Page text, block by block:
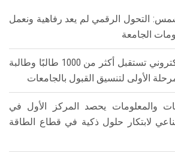
التحول الرقمي لم يعد رفاهية ونعمل
الجامعة
معامل التنسيق الإلكتروني تستقبل أكثر من 1000 طالبًا وطالبة
الأولى لتنسيق القبول بالجامعات
والمعلومات يحصد المركز الأول في
لابتكار حلول ذكية في قطاع الطاقة